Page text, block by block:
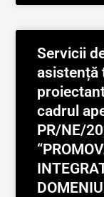
Servicii
asistență
cadrul
PR/NE/